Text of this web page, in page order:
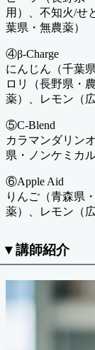
用）、不知火/せ
葉県・無農薬）
④β-Charge
にんじん（千葉
ロリ（長野県・
薬）、レモン（
⑤C-Blend
カラマンダリン
県・ノンケミカル
⑥Apple Aid
りんご（青森県
薬）、レモン（
▼講師紹介